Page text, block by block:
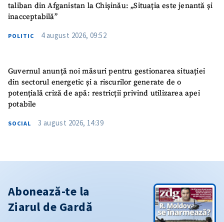
taliban din Afganistan la Chișinău: „Situația este jenantă și
inacceptabilă”
POLITIC 4 august 2026, 09:52
Guvernul anunță noi măsuri pentru gestionarea situației
din sectorul energetic și a riscurilor generate de o
potențială criză de apă: restricții privind utilizarea apei
potabile
SOCIAL 3 august 2026, 14:39
Abonează-te la
Ziarul de Gardă